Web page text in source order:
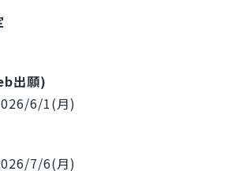
出願)
6/1(月)
7/6(月)